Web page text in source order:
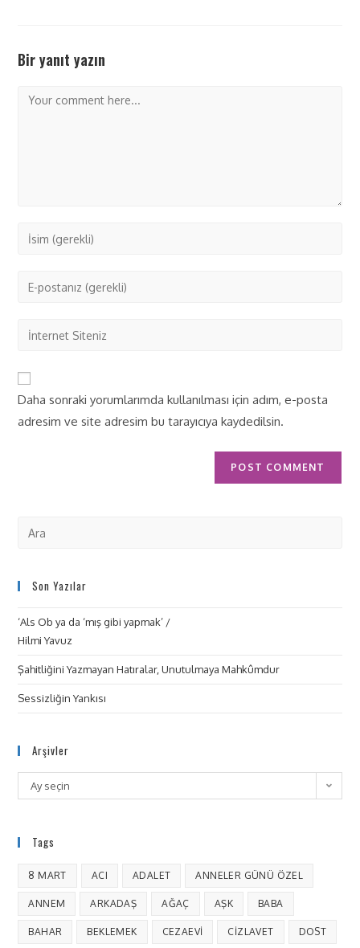
Bir yanıt yazın
Daha sonraki yorumlarımda kullanılması için adım, e-posta
adresim ve site adresim bu tarayıcıya kaydedilsin.
Son Yazılar
‘Als Ob ya da ‘mış gibi yapmak’ /
Hilmi Yavuz
Şahitliğini Yazmayan Hatıralar, Unutulmaya Mahkûmdur
Sessizliğin Yankısı
Arşivler
Ay seçin
Tags
8 MART ACI ADALET ANNELER GÜNÜ ÖZEL
ANNEM ARKADAŞ AĞAÇ AŞK BABA
BAHAR BEKLEMEK CEZAEVI CIZLAVET DOST